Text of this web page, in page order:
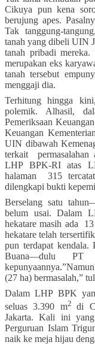
Cikuya pun kena
berujung apes.
Tak tanggung-
tanah yang dibeli UIN
tanah pribadi
merupakan eks
tanah tersebut
menggaji dia.
Terhitung hingga
polemik. Alhasil,
Pemeriksaan
Keuangan
UIN dibawah
terkait permasalahan
LHP BPK-RI atas
halaman 315
dilengkapi bukti
Berselang satu
belum usai. Dalam
hekatare masih ada
hekatare telah
pun terdapat kendala.
Buana—dulu PT
(27 ha) bermasalah,”
Dalam LHP BPK
seluas 3.390 m2 di
Jakarta. Kali ini yang
Perguruan Islam
naik ke meja hijau